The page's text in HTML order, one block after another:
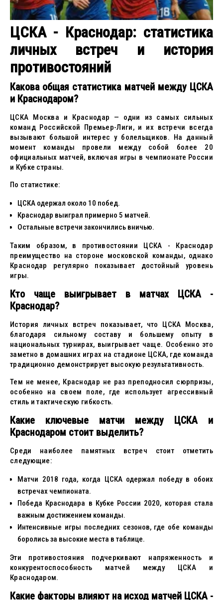
ЦСКА - Краснодар: статистика
личных встреч и история
противостояний
Какова общая статистика матчей между ЦСКА
и Краснодаром?
ЦСКА Москва и Краснодар — одни из самых сильных
команд Российской Премьер-Лиги, и их встречи всегда
вызывают большой интерес у болельщиков. На данный
момент команды провели между собой более 20
официальных матчей, включая игры в чемпионате России
и Кубке страны.
По статистике:
ЦСКА одержал около 10 побед.
Краснодар выиграл примерно 5 матчей.
Остальные встречи закончились вничью.
Таким образом, в противостоянии ЦСКА - Краснодар
преимущество на стороне московской команды, однако
Краснодар регулярно показывает достойный уровень
игры.
Кто чаще выигрывает в матчах ЦСКА -
Краснодар?
История личных встреч показывает, что ЦСКА Москва,
благодаря сильному составу и большему опыту в
национальных турнирах, выигрывает чаще. Особенно это
заметно в домашних играх на стадионе ЦСКА, где команда
традиционно демонстрирует высокую результативность.
Тем не менее, Краснодар не раз преподносил сюрпризы,
особенно на своем поле, где использует агрессивный
стиль и тактическую гибкость.
Какие ключевые матчи между ЦСКА и
Краснодаром стоит выделить?
Среди наиболее памятных встреч стоит отметить
следующие:
Матчи 2018 года, когда ЦСКА одержал победу в обоих
встречах чемпионата.
Победа Краснодара в Кубке России 2020, которая стала
важным достижением команды.
Интенсивные игры последних сезонов, где обе команды
боролись за высокие места в таблице.
Эти противостояния подчеркивают напряженность и
конкурентоспособность матчей между ЦСКА и
Краснодаром.
Какие факторы влияют на исход матчей ЦСКА -